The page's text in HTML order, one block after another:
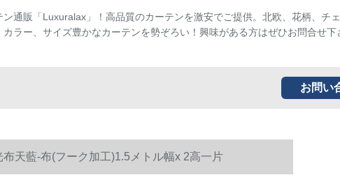
ン通販「Luxuralax」！高品質のカーテンを激安でご提供。北欧、花柄、チ
カラー、サイズ豊かなカーテンを勢ぞろい！興味がある方はぜひお問合せ下
お問い
天藍-布(フーク加工)1.5メトル幅x 2高一片